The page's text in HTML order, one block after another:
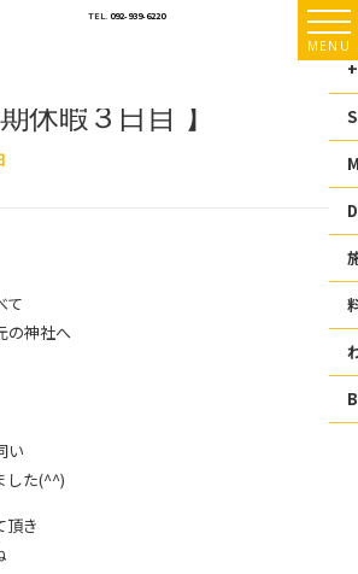
TEL. 092-939-6220
MENU
休暇３日目 】
て
の神社へ
い
した(^^)
頂き